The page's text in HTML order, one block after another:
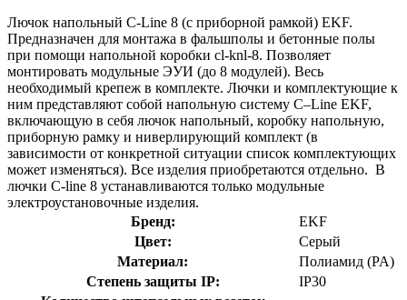
Лючок напольный C-Line 8 (с приборной рамкой) EKF.
Предназначен для монтажа в фальшполы и бетонные полы
при помощи напольной коробки cl-knl-8. Позволяет
монтировать модульные ЭУИ (до 8 модулей). Весь
необходимый крепеж в комплекте. Лючки и комплектующие к
ним представляют собой напольную систему C–Line EKF,
включающую в себя лючок напольный, коробку напольную,
приборную рамку и ниверлирующий комплект (в
зависимости от конкретной ситуации список комплектующих
может изменяться). Все изделия приобретаются отдельно. В
лючки C-line 8 устанавливаются только модульные
электроустановочные изделия.
Бренд:
EKF
Цвет:
Серый
Материал:
Полиамид (PA)
Степень защиты IP:
IP30